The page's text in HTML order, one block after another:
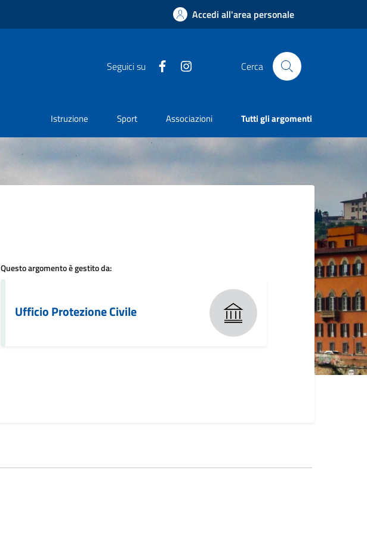
Accedi all'area personale
Seguici su Facebook Cerca
Istruzione Sport Associazioni Tutti gli argomenti
Questo argomento è gestito da:
Ufficio Protezione Civile